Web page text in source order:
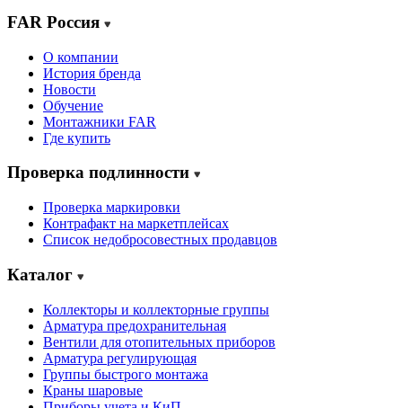
FAR Россия
О компании
История бренда
Новости
Обучение
Монтажники FAR
Где купить
Проверка подлинности
Проверка маркировки
Контрафакт на маркетплейсах
Cписок недобросовестных продавцов
Каталог
Коллекторы и коллекторные группы
Арматура предохранительная
Вентили для отопительных приборов
Арматура регулирующая
Группы быстрого монтажа
Краны шаровые